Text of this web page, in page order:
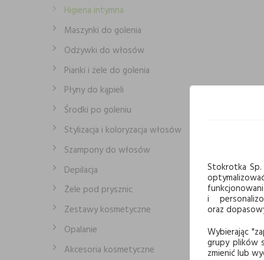
Higiena intymna
Maszynki do golenia
Odżywki do włosów
Pianki i żele do golenia
Płyny do kąpieli
Środki po goleniu
Stylizacja i koloryzacja włosów
Szampony do włosów
Depilacja
Żele pod prysznic
Zestawy kosmetyczne
Opalanie
Akcesoria kosmetyczne
Stokrotka
i
oraz
Wybierając
grupy plików
zmienić lub